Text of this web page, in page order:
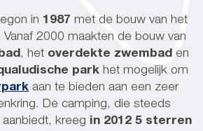
in 1987 met de bouw van het
2000 maakten de bouw van
, het overdekte zwembad en
parkhet mogelijk om
aan te bieden aan een zeer
De camping, die steeds
aanbiedt, kreeg in 2012 5 sterren